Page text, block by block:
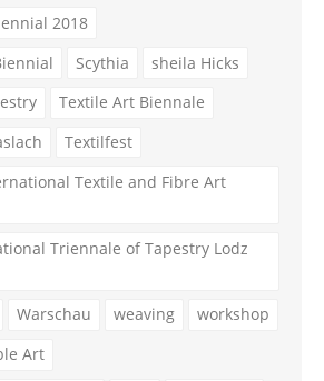
2018
Scythia
sheila Hicks
Textile Art Biennale
Textilfest
Textile and Fibre Art
Triennale of Tapestry Lodz
Warschau weaving
workshop
Art